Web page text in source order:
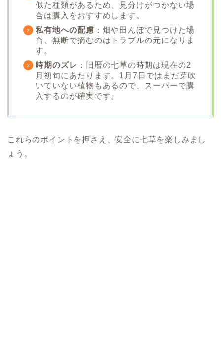
似た種類があるため、見分けがつかない場
合は購入をおすすめします。
私有地への配慮 ：畑や田んぼで見つけた場
合、無断で摘むのはトラブルの元になりま
す。
時期のズレ ：旧暦の七草の時期は現在の2
月初旬にあたります。1月7日ではまだ芽吹
いていない植物もあるので、スーパーで購
入するのが確実です。
これらのポイントを押さえ、安全に七草を楽しみまし
ょう。